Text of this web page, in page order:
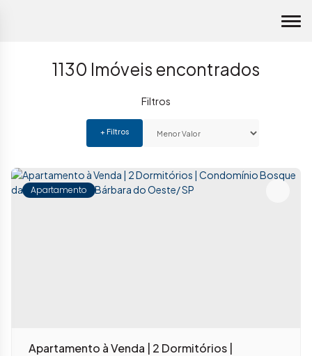
1130 Imóveis encontrados
Apartamento
Apartamento à Venda | 2 Dormitórios |